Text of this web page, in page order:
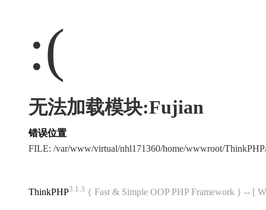
:(
无法加载模块:Fujian
错误位置
FILE: /var/www/virtual/nhl171360/home/wwwroot/
ThinkPHP3.1.3 { Fast & Simple OOP PHP Framework } -- [